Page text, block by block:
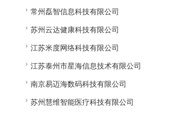
常州磊智信息科技有限公司
苏州云达健康科技有限公司
江苏米度网络科技有限公司
江苏泰州市星海信息技术有限公司
南京易迈海数码科技有限公司
苏州慧维智能医疗科技有限公司